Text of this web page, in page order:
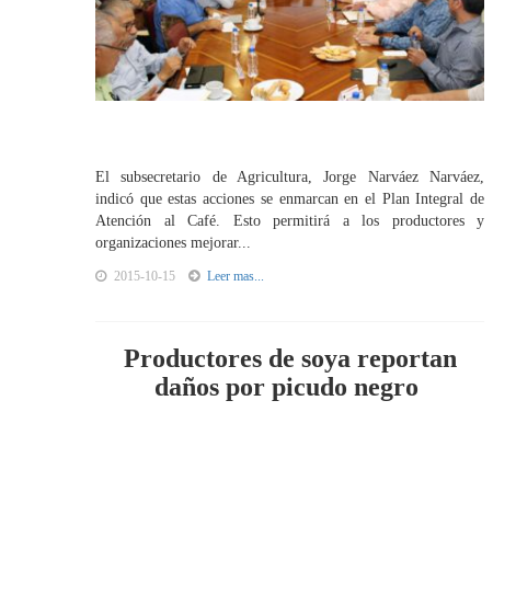
El subsecretario de Agricultura, Jorge Narváez Narváez,
indicó que estas acciones se enmarcan en el Plan Integral de
Atención al Café. Esto permitirá a los productores y
organizaciones mejorar...
2015-10-15 Leer mas...
Productores de soya reportan
daños por picudo negro